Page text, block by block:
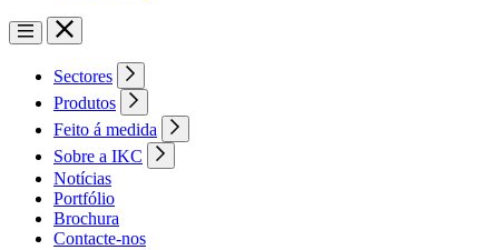
Sectores
Produtos
Feito á medida
Sobre a IKC
Notícias
Portfólio
Brochura
Contacte-nos